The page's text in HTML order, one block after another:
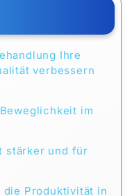
Ihre
verbessern
im
stärker und für
die Produktivität in